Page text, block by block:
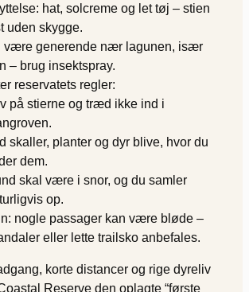
hat, solcreme og let tøj – stien
uden skygge.
være generende nær lagunen, især
– brug insekt­spray.
reservatets regler:
på stierne og træd ikke ind i
skaller, planter og dyr blive, hvor du
dem.
skal være i snor, og du samler
op.
nogle passager kan være bløde –
eller lette trailsko anbefales.
korte distancer og rige dyreliv
Reserve den oplagte “første